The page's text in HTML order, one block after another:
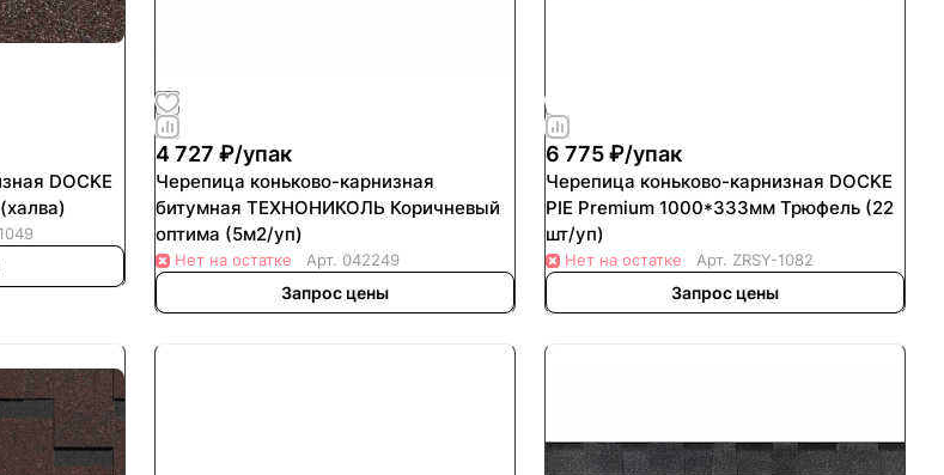
4 727 ₽/упак
Черепица коньково-карнизная
битумная ТЕХНОНИКОЛЬ Коричневый
оптима (5м2/уп)
Нет на остатке Арт. 042249
Запрос цены
6 775 ₽/упак
Черепица коньково-карнизная DOCKE
PIE Premium 1000*333мм Трюфель (22
шт/уп)
Нет на остатке Арт. ZRSY-1082
Запрос цены